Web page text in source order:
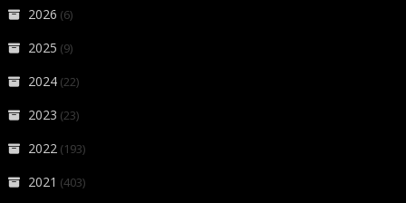
2026 (6)
2025 (9)
2024 (22)
2023 (23)
2022 (193)
2021 (403)